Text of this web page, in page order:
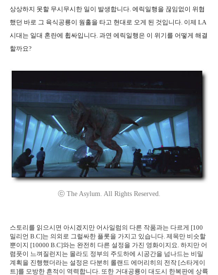
상상하지 못할 무시무시한 일이 발생합니다. 에릭일행을 끊임없이 위협
했던 바로 그 육식공룡이 웜홀을 타고 현대로 오게 된 것입니다. 이제 LA
시대는 일대 혼란에 휩싸입니다. 과연 에릭일행은 이 위기를 어떻게 해결
할까요?
ⓒ The Asylum. All Rights Reserved.
스토리를 읽으시면 아시겠지만 어사일럼의 다른 작품과는 다르게 [100
밀리언 B.C]는 의외로 그럴싸한 플롯을 가지고 있습니다. 제목만 비슷할
뿐이지 [10000 B.C]와는 완전히 다른 설정을 가진 영화이지요. 하지만 어
렴풋이 느껴질런지는 몰라도 정부의 주도하에 시공간을 넘나드는 비밀
계획을 진행했더라는 설정은 다분히 롤랜드 에머리히의 전작 [스타게이
트]를 모방한 흔적이 역력합니다. 또한 거대공룡이 대도시 한복판에 상륙